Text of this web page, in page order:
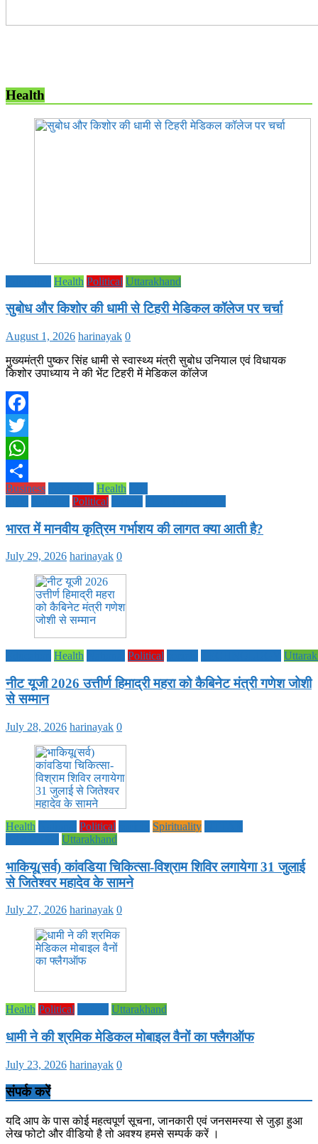
Health
Health Political Uttarakhand
सुबोध और किशोर की धामी से टिहरी मेडिकल कॉलेज पर चर्चा
August 1, 2026 harinayak 0
मुख्यमंत्री पुष्कर सिंह धामी से स्वास्थ्य मंत्री सुबोध उनियाल एवं विधायक
किशोर उपाध्याय ने की भेंट टिहरी में मेडिकल कॉलेज
Facebook
Twitter
WhatsApp
Share
Business Health
Political
भारत में मानवीय कृत्रिम गर्भाशय की लागत क्या आती है?
July 29, 2026 harinayak 0
Health Political
नीट यूजी 2026 उत्तीर्ण हिमाद्री महरा को कैबिनेट मंत्री गणेश जोशी
से सम्मान
July 28, 2026 harinayak 0
Health Political Spirituality
Uttarakhand
भाकियू(सर्व) कांवडिया चिकित्सा-विश्राम शिविर लगायेगा 31 जुलाई
से जितेश्वर महादेव के सामने
July 27, 2026 harinayak 0
Health Political Uttarakhand
धामी ने की श्रमिक मेडिकल मोबाइल वैनों का फ्लैगऑफ
July 23, 2026 harinayak 0
संपर्क करें
यदि आप के पास कोई महत्वपूर्ण सूचना, जानकारी एवं जनसमस्या से जुड़ा हुआ
लेख फोटो और वीडियो है तो अवश्य हमसे सम्पर्क करें ।